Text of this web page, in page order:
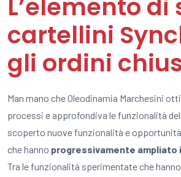
L’elemento di
cartellini
gli ordini
Man mano che Oleodinamia Marchesini
processi e approfondiva le funzionalità
scoperto nuove funzionalità e
che hanno progressivamente ampliato
Tra le funzionalità sperimentate che